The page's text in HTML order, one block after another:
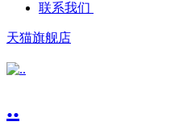
联系我们
天猫旗舰店
..